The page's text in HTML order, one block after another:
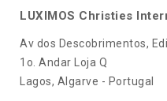
LUXIMOS Christies
Av dos Descobrimentos,
1o. Andar Loja Q
Lagos, Algarve - Portugal